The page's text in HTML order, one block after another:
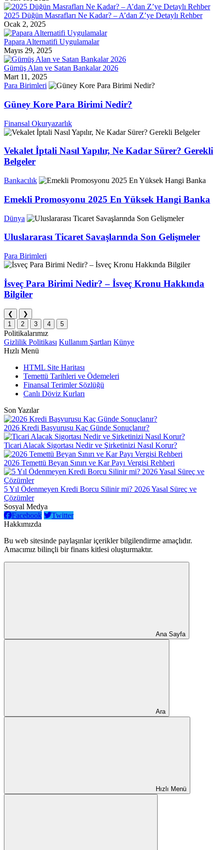
2025 Düğün Masrafları Ne Kadar? – A’dan Z’ye Detaylı Rehber
Ocak 2, 2025
Papara Alternatifi Uygulamalar
Mayıs 29, 2025
Gümüş Alan ve Satan Bankalar 2026
Mart 11, 2025
Para Birimleri
Güney Kore Para Birimi Nedir?
Finansal Okuryazarlık
Vekalet İptali Nasıl Yapılır, Ne Kadar Sürer? Gerekli
Belgeler
Bankacılık
Emekli Promosyonu 2025 En Yüksek Hangi Banka
Dünya
Uluslararası Ticaret Savaşlarında Son Gelişmeler
Para Birimleri
İsveç Para Birimi Nedir? – İsveç Kronu Hakkında
Bilgiler
❮
❯
1
2 3 4 5
Politikalarımız
Gizlilik Politikası Kullanım Şartları Künye
Hızlı Menü
HTML Site Haritası
Temettü Tarihleri ve Ödemeleri
Finansal Terimler Sözlüğü
Canlı Döviz Kurları
Son Yazılar
2026 Kredi Başvurusu Kaç Günde Sonuçlanır?
Ticari Alacak Sigortası Nedir ve Şirketinizi Nasıl Korur?
2026 Temettü Beyan Sınırı ve Kar Payı Vergisi Rehberi
5 Yıl Ödenmeyen Kredi Borcu Silinir mi? 2026 Yasal Süreç ve
Çözümler
Sosyal Medya
Facebook
Twitter
Hakkımızda
Bu web sitesinde paylaşınlar içerikler bilgilendirme amaçlıdır.
Amacımız bilinçli bir finans kitlesi oluşturmaktır.
Ana Sayfa
Ara
Hızlı Menü